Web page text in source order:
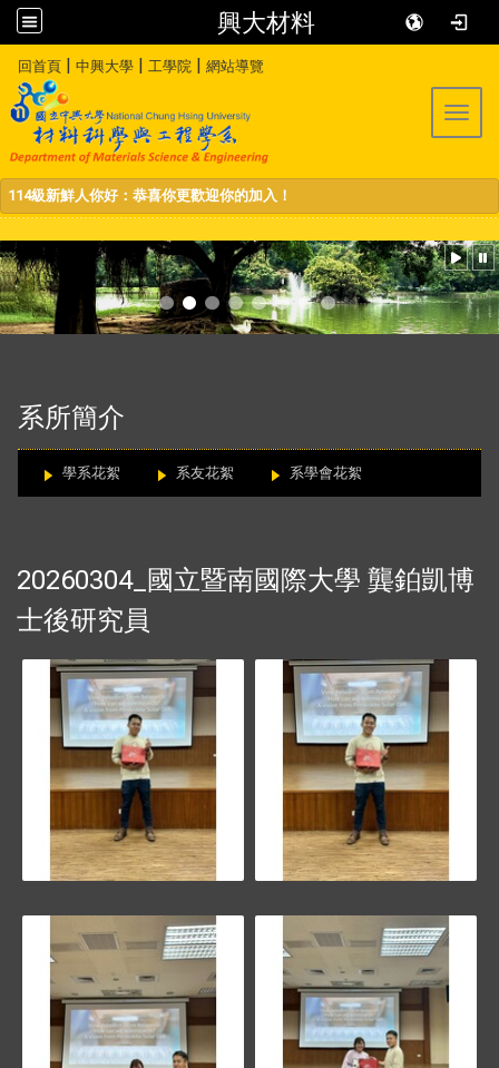
興大材料
回首頁 | 中興大學 | 工學院 | 網站導覽
114級新鮮人你好：恭喜你更歡迎你的加入！
系所簡介
學系花絮 系友花絮 系學會花絮
20260304_國立暨南國際大學 龔鉑凱博
士後研究員